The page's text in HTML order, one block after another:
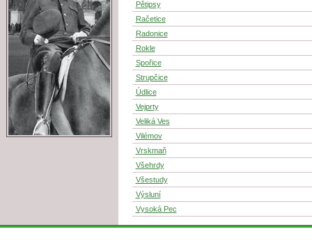
Pětipsy
Račetice
Radonice
Rokle
Spořice
Strupčice
Údlice
Vejprty
Veliká Ves
Vilémov
Vrskmaň
Všehrdy
Všestudy
Výsluní
Vysoká Pec